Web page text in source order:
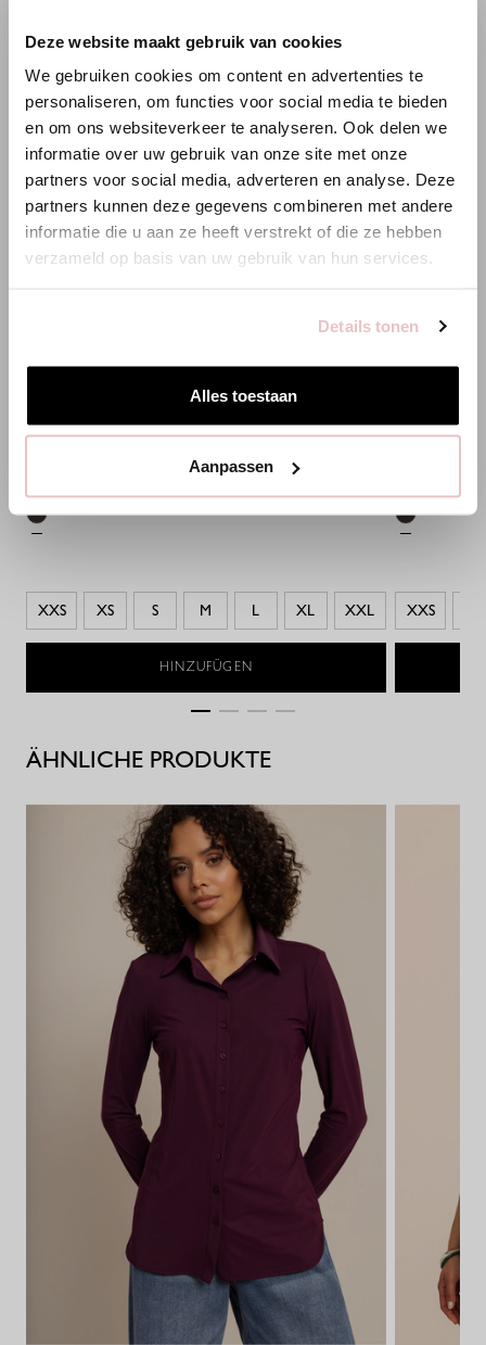
Deze website maakt gebruik van cookies
We gebruiken cookies om content en advertenties te
personaliseren, om functies voor social media te bieden
en om ons websiteverkeer te analyseren. Ook delen we
informatie over uw gebruik van onze site met onze
partners voor social media, adverteren en analyse. Deze
partners kunnen deze gegevens combineren met andere
informatie die u aan ze heeft verstrekt of die ze hebben
verzameld op basis van uw gebruik van hun services.
Details tonen
Alles toestaan
Aanpassen
XXS XS S M L XL XXL
HINZUFÜGEN
XXS
ÄHNLICHE PRODUKTE
WILLKOMMEN BEI STUDIO
ANNELOES
Es scheint, dass du uns von einem anderen Land aus
Bist du am richtigen Ort?
Zur niederländischen Seite wechseln